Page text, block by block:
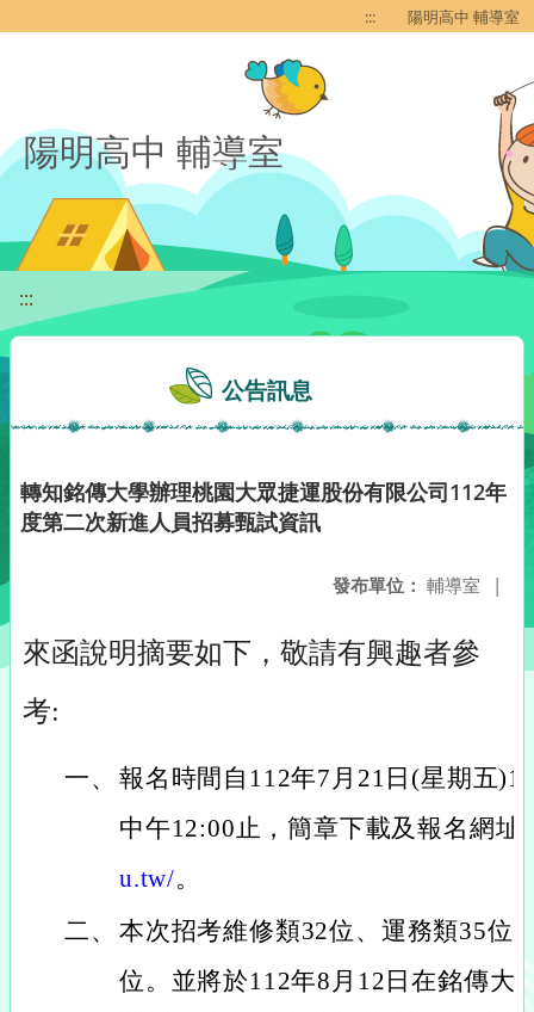
::: 陽明高中 輔導室
陽明高中 輔導室
:::
公告訊息
轉知銘傳大學辦理桃園大眾捷運股份有限公司112年
度第二次新進人員招募甄試資訊
發布單位： 輔導室 |
來函說明摘要如下，敬請有興趣者參
考:
一、 報名時間自112年7月21日(星期五
中午12:00止，簡章下載及報名網址:
u.tw/。
二、 本次招考維修類32位、運務類35位
位。並將於112年8月12日在銘傳大